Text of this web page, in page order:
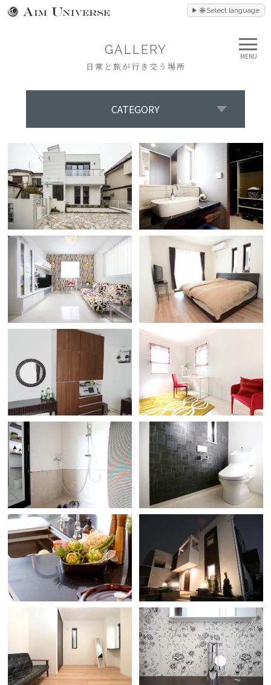
🌐 Select language
MENU
GALLERY
日常と旅が行き交う場所
CATEGORY